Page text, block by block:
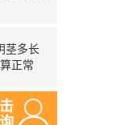
茎多长
算正常